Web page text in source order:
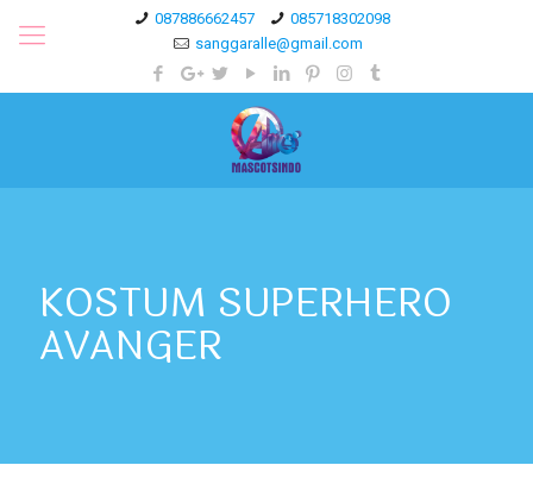
087886662457
085718302098
sanggaralle@gmail.com
KOSTUM SUPERHERO
AVANGER